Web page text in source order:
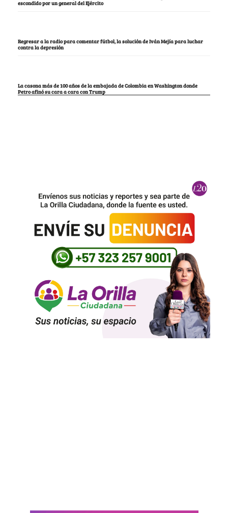
escondido por un general del Ejército
Regresar a la radio para comentar fútbol, la solución de Iván Mejía para luchar
contra la depresión
La casona más de 100 años de la embajada de Colombia en Washington donde
Petro afinó su cara a cara con Trump